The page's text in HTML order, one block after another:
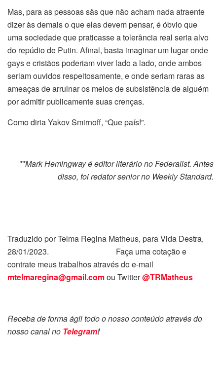
Mas, para as pessoas sãs que não acham nada atraente
dizer às demais o que elas devem pensar, é óbvio que
uma sociedade que praticasse a tolerância real seria alvo
do repúdio de Putin. Afinal, basta imaginar um lugar onde
gays e cristãos poderiam viver lado a lado, onde ambos
seriam ouvidos respeitosamente, e onde seriam raras as
ameaças de arruinar os meios de subsistência de alguém
por admitir publicamente suas crenças.
Como diria Yakov Smirnoff, “Que país!”.
**Mark Hemingway é editor literário no Federalist. Antes
disso, foi redator senior no Weekly Standard.
Traduzido por Telma Regina Matheus, para Vida Destra,
28/01/2023. Faça uma cotação e
contrate meus trabalhos através do e-mail
mtelmaregina@gmail.comou Twitter@TRMatheus
Receba de forma ágil todo o nosso conteúdo através do
nosso canal no Telegram!